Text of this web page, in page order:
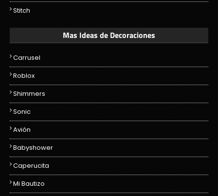
Stitch
Mas Ideas de Decoraciones
Carrusel
Roblox
Shimmers
Sonic
Avión
Babyshower
Caperucita
Mi Bautizo